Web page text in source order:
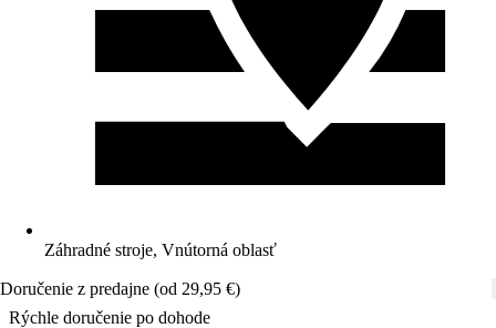
Záhradné stroje, Vnútorná oblasť
Doručenie z predajne (od 29,95 €)
Rýchle doručenie po dohode